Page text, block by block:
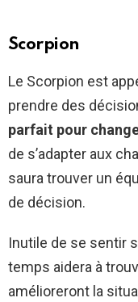
Scorpion
Le Scorpion est
prendre des
parfait pour
de s’adapter aux
saura trouver un
de décision.
Inutile de se sentir
temps aidera à
amélioreront la